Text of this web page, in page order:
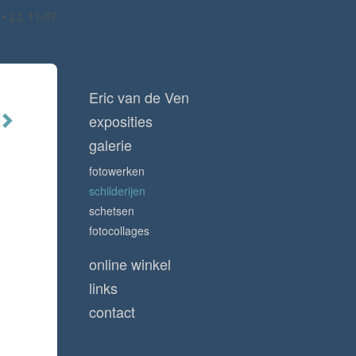
z.t. 11-07
Eric van de Ven
exposities
galerie
fotowerken
schilderijen
schetsen
fotocollages
online winkel
links
contact